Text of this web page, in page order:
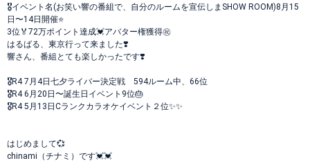
🎖イベント名(お笑い響の番組で、自分のルームを宣伝しまSHOW ROOM)8月15
日〜14日開催⭐️
3位🏅72万ポイント達成💓アバター権獲得㊗️
はるばる、東京行って来ました❣️
響さん、番組とても楽しかったです❣️
🎖R4 7月4日七夕ライバー決定戦 594ルーム中、66位
🎖R4 6月20日〜誕生日イベント9位🎂
🎖R4 5月13日Cランクカラオケイベント２位✨✨
はじめまして💞
chinami（チナミ）です💓💓